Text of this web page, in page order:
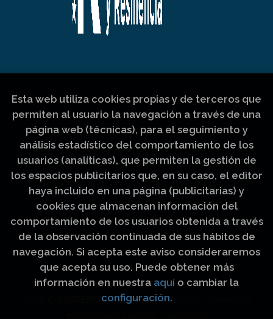
LIBRERÍA LUZ Y VIDA. Todos los Derechos
Esta web utiliza cookies propias y de terceros que
permiten al usuario la navegación a través de una
página web (técnicas), para el seguimiento y
análisis estadístico del comportamiento de los
usuarios (analíticas), que permiten la gestión de
los espacios publicitarios que, en su caso, el editor
haya incluido en una página (publicitarias) y
cookies que almacenan información del
comportamiento de los usuarios obtenida a través
de la observación continuada de sus hábitos de
navegación. Si acepta este aviso consideraremos
que acepta su uso. Puede obtener más
información en nuestra aquí o cambiar la
configuración.